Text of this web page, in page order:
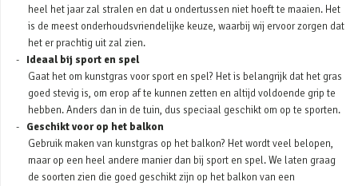
heel het jaar zal stralen en dat u ondertussen niet hoeft te maaien. Het
is de meest onderhoudsvriendelijke keuze, waarbij wij ervoor zorgen dat
het er prachtig uit zal zien.
Ideaal bij sport en spel
Gaat het om kunstgras voor sport en spel? Het is belangrijk dat het gras
goed stevig is, om erop af te kunnen zetten en altijd voldoende grip te
hebben. Anders dan in de tuin, dus speciaal geschikt om op te sporten.
Geschikt voor op het balkon
Gebruik maken van kunstgras op het balkon? Het wordt veel belopen,
maar op een heel andere manier dan bij sport en spel. We laten graag
de soorten zien die goed geschikt zijn op het balkon van een